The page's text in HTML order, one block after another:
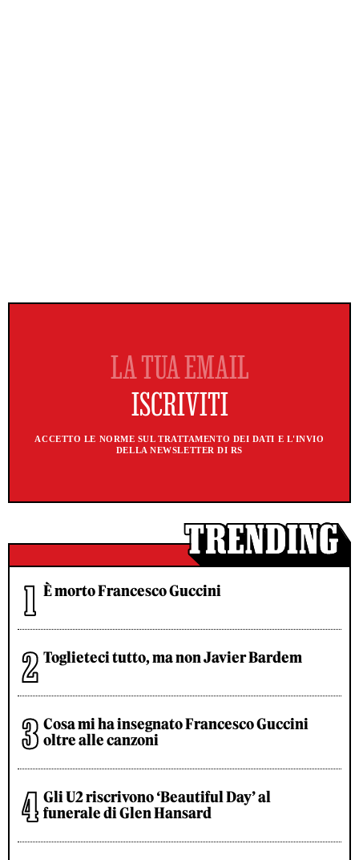
ACCETTO LE NORME SUL TRATTAMENTO DEI DATI E L'INVIO
DELLA NEWSLETTER DI RS
È morto Francesco Guccini
Toglieteci tutto, ma non Javier Bardem
Cosa mi ha insegnato Francesco Guccini
oltre alle canzoni
Gli U2 riscrivono ‘Beautiful Day’ al
funerale di Glen Hansard